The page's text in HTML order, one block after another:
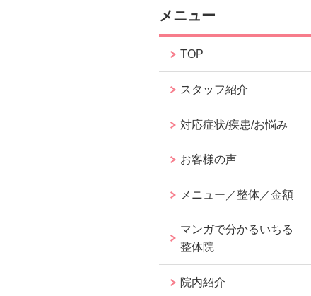
メニュー
TOP
スタッフ紹介
対応症状/疾患/お悩み
お客様の声
メニュー／整体／金額
マンガで分かるいちる
整体院
院内紹介